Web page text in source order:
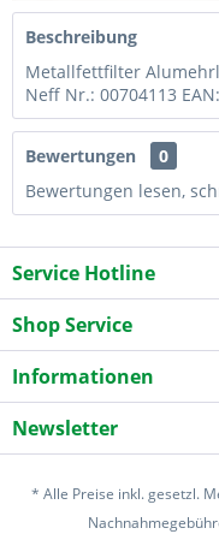
Beschreibung
Metallfettfilter
Neff Nr.: 00704113
Bewertungen
0
Bewertungen lesen,
Service Hotline
Shop Service
Informationen
Newsletter
* Alle Preise inkl. gesetzl.